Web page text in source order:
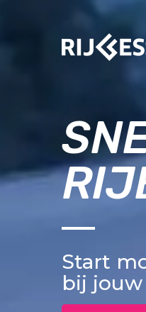
Start
bij